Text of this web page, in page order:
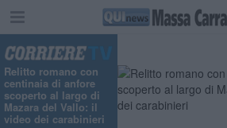
Relitto romano con
centinaia di anfore
scoperto al largo di
Mazara del Vallo: il
video dei carabinieri